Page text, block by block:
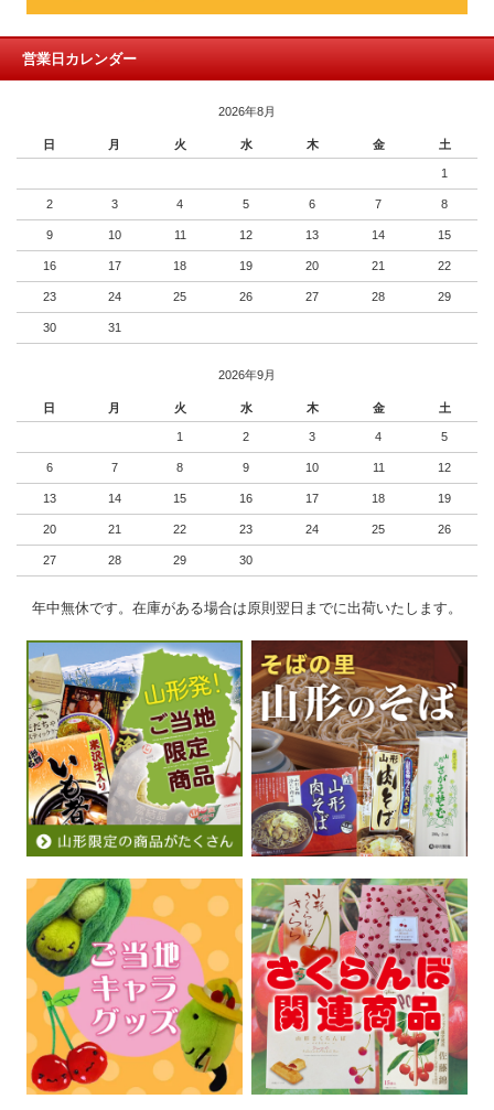
営業日カレンダー
2026年8月
日 月 火 水 木 金 土
1
2 3 4 5 6 7 8
9 10 11 12 13 14 15
16 17 18 19 20 21 22
23 24 25 26 27 28 29
30 31
2026年9月
日 月 火 水 木 金 土
1 2 3 4 5
6 7 8 9 10 11 12
13 14 15 16 17 18 19
20 21 22 23 24 25 26
27 28 29 30
年中無休です。在庫がある場合は原則翌日までに出荷いたします。